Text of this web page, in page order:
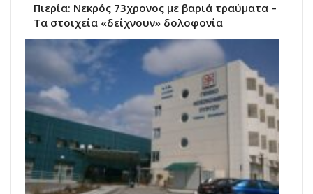
Πιερία: Νεκρός 73χρονος με βαριά τραύματα –
Τα στοιχεία «δείχνουν» δολοφονία